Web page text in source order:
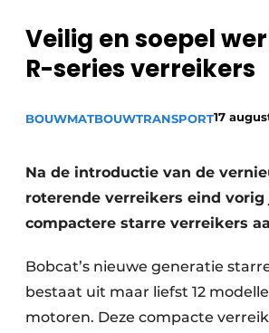
Duurzaamheid & Innovatie
Veilig en soepel
R-series verreikers
BOUWMATBOUWTRANSPORT17
Na de introductie van de
roterende verreikers eind
compactere starre verreikers
Bobcat’s nieuwe generatie
bestaat uit maar liefst 12
motoren. Deze compacte